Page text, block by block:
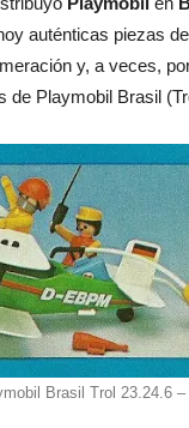
auténticas piezas
y, a veces,
Playmobil Brasil
Brasil Trol 23.24.6